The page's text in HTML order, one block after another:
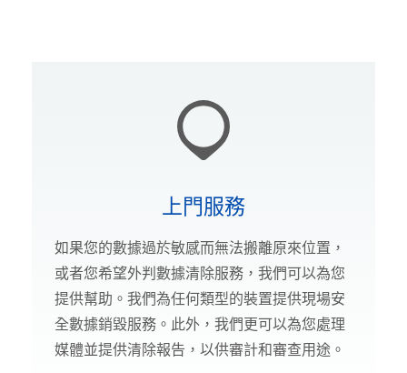
上門服務
如果您的數據過於敏感而無法搬離原來位置，
或者您希望外判數據清除服務，我們可以為您
提供幫助。我們為任何類型的裝置提供現場安
全數據銷毀服務。此外，我們更可以為您處理
媒體並提供清除報告，以供審計和審查用途。